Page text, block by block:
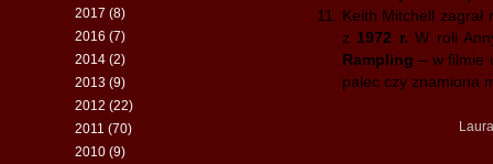
Keith Mitchell zagrał
z 1972 r. W roli
Rampling – w filmie
palec czy znamiona
2017 (8)
2016 (7)
2014 (2)
2013 (9)
2012 (22)
2011 (70)
2010 (9)